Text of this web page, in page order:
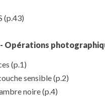
(p.43)
- Opérations
(p.1)
sensible(p.2)
noire(p.4)